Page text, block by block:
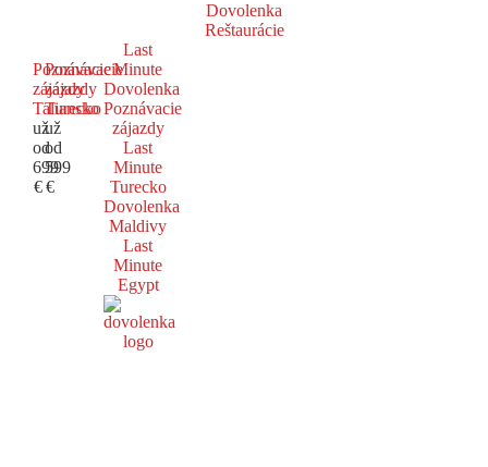
Dovolenka
Reštaurácie
Poznávacie
zájazdy
Taliansko
už
od
699
€
Poznávacie
zájazdy
Turecko
už
od
599
€
Last
Minute
Dovolenka
Poznávacie
zájazdy
Last
Minute
Turecko
Dovolenka
Maldivy
Last
Minute
Egypt